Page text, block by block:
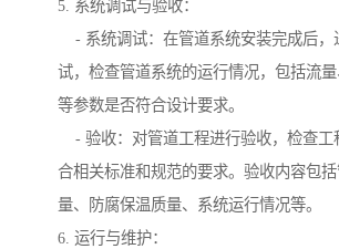
5. 系统调试与验收：
- 系统调试：在管道系统安装完成后，
试，检查管道系统的运行情况，包括流
等参数是否符合设计要求。
- 验收：对管道工程进行验收，检查工
合相关标准和规范的要求。验收内容包
量、防腐保温质量、系统运行情况等。
6. 运行与维护：